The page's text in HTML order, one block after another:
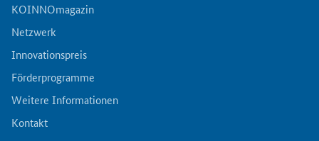
KOINNOmagazin
Netzwerk
Innovationspreis
Förderprogramme
Weitere Informationen
Kontakt